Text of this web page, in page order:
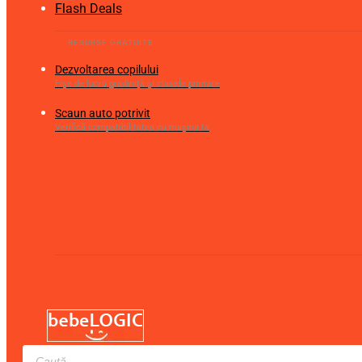
Flash Deals
Dezvoltarea copilului
Fișe de lucru gradiniță și clasele primare
Scaun auto potrivit
Verifică compatibilitatea cu mașina ta
Products